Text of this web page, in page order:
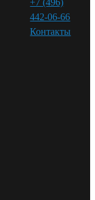
442-06-66
Контакты⁠